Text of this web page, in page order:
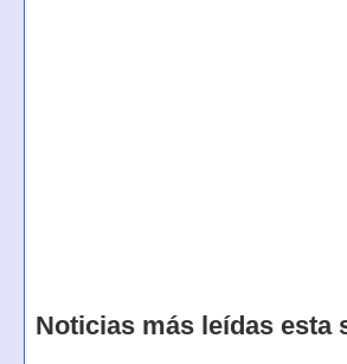
Noticias más leídas esta